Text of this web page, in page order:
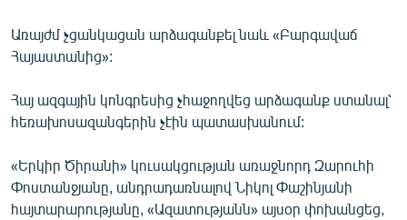
«Ազատության» բոլոր կայքերը
Առայժմ չցանկացան արձագանքել նաև «Բարգավաճ
Հայաստանից»:
Հայ ազգային կոնգրեսից չհաջողվեց արձագանք ստանալ՝
հեռախոսազանգերին չէին պատասխանում:
«Երկիր Ծիրանի» կուսակցության առաջնորդ Զարուհի
Փոստանջյանը, անդրադառնալով Նիկոլ Փաշինյանի
հայտարարությանը, «Ազատությանն» այսօր փոխանցեց,